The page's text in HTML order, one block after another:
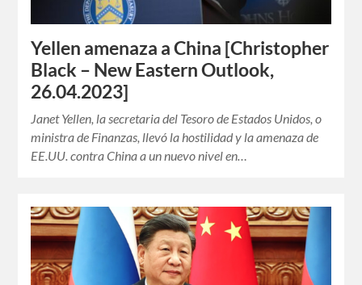
Yellen amenaza a China [Christopher
Black – New Eastern Outlook,
26.04.2023]
Janet Yellen, la secretaria del Tesoro de Estados Unidos, o
ministra de Finanzas, llevó la hostilidad y la amenaza de
EE.UU. contra China a un nuevo nivel en…